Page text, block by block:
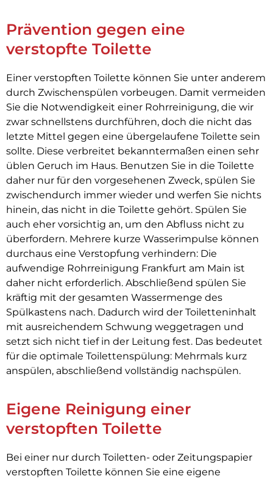
Prävention gegen eine
verstopfte Toilette
Einer verstopften Toilette können Sie unter anderem
durch Zwischenspülen vorbeugen. Damit vermeiden
Sie die Notwendigkeit einer Rohrreinigung, die wir
zwar schnellstens durchführen, doch die nicht das
letzte Mittel gegen eine übergelaufene Toilette sein
sollte. Diese verbreitet bekanntermaßen einen sehr
üblen Geruch im Haus. Benutzen Sie in die Toilette
daher nur für den vorgesehenen Zweck, spülen Sie
zwischendurch immer wieder und werfen Sie nichts
hinein, das nicht in die Toilette gehört. Spülen Sie
auch eher vorsichtig an, um den Abfluss nicht zu
überfordern. Mehrere kurze Wasserimpulse können
durchaus eine Verstopfung verhindern: Die
aufwendige Rohrreinigung Frankfurt am Main ist
daher nicht erforderlich. Abschließend spülen Sie
kräftig mit der gesamten Wassermenge des
Spülkastens nach. Dadurch wird der Toiletteninhalt
mit ausreichendem Schwung weggetragen und
setzt sich nicht tief in der Leitung fest. Das bedeutet
für die optimale Toilettenspülung: Mehrmals kurz
anspülen, abschließend vollständig nachspülen.
Eigene Reinigung einer
verstopften Toilette
Bei einer nur durch Toiletten- oder Zeitungspapier
verstopften Toilette können Sie eine eigene